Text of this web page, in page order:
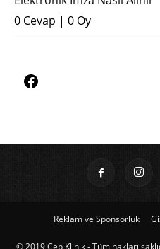
0 Cevap | 0 Oy
Reklam ve Sponsorluk
© 2019 Cep Klinik - Tüm hakları